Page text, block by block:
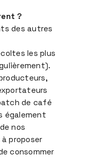
?
des autres
les plus
de café
également
nos
proposer
consommer